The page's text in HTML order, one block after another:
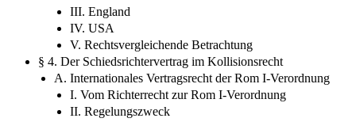
IV. USA
V. Rechtsvergleichende Betrachtung
§ 4. Der Schiedsrichtervertrag im Kollisionsrecht
A. Internationales Vertragsrecht der Rom I-Verordnung
I. Vom Richterrecht zur Rom I-Verordnung
II. Regelungszweck
III. Räumlicher Anwendungsbereich